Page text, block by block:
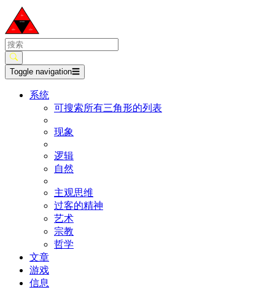
Toggle navigation☰
系统
可搜索所有三角形的列表
现象
逻辑
自然
主观思维
过客的精神
艺术
宗教
哲学
文章
游戏
信息